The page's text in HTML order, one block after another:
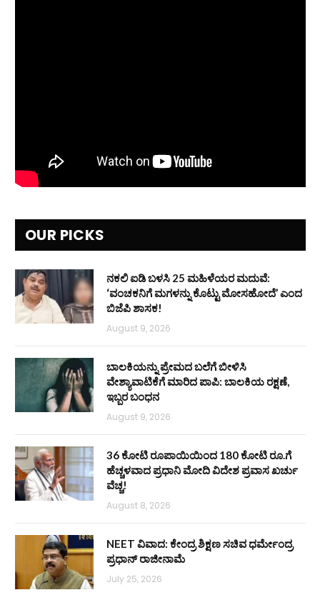
OUR PICKS
ನಕಲಿ ಐಡಿ ಬಳಸಿ 25 ಮಹಿಳೆಯರ ಮದುವೆ:
‘ವಂಚಕನಿಗೆ ಮಗಳನ್ನು ಕೊಟ್ಟು ಮೋಸಹೋದೆ’ ಎಂದ
ಬಿಜೆಪಿ ಶಾಸಕ!
August 9, 2026
ಬಾಲಕಿಯನ್ನು ಪ್ರೇಮದ ಬಲೆಗೆ ಬೀಳಿಸಿ
ವೇಶ್ಯಾವಾಟಿಕೆಗೆ ಮಾರಿದ ಪಾಪಿ: ಬಾಲಕಿಯ ರಕ್ಷಣೆ,
ಇಬ್ಬರ ಬಂಧನ
August 9, 2026
36 ಕೋಟಿ ರೂಪಾಯಿಯಿಂದ 180 ಕೋಟಿ ರೂ.ಗೆ
ಹೆಚ್ಚಳವಾದ ಪ್ರಧಾನಿ ಮೋದಿ ವಿದೇಶ ಪ್ರವಾಸ ಖರ್ಚು
ವೆಚ್ಚ!
August 8, 2026
NEET ವಿವಾದ: ಕೇಂದ್ರ ಶಿಕ್ಷಣ ಸಚಿವ ಧರ್ಮೇಂದ್ರ
ಪ್ರಧಾನ್ ರಾಜೀನಾಮೆ
July 25, 2026